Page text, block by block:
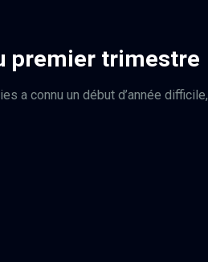
premier trimestre
a connu un début d’année difficile,